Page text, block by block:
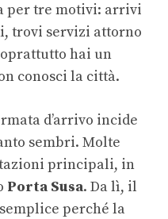
per tre motivi: arrivi
trovi servizi attorno
hai un
conosci la città.
d’arrivo incide
sembri. Molte
principali, in
Porta Susa. Da lì, il
perché la